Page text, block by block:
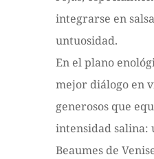
integrarse en
untuosidad.
En el plano
mejor diálogo en
generosos que
intensidad salina:
Beaumes de